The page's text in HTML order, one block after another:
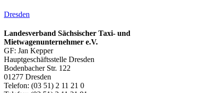
Dresden
Landesverband Sächsischer Taxi- und
Mietwagenunternehmer e.V.
GF: Jan Kepper
Hauptgeschäftsstelle Dresden
Bodenbacher Str. 122
01277 Dresden
Telefon: (03 51) 2 11 21 0